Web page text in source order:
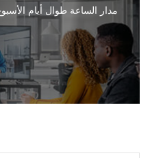
مدار الساعة طوال أيام